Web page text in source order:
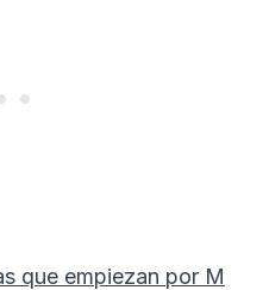
que empiezan por M